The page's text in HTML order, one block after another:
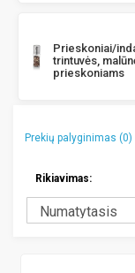
Prieskoniai/
trintuvės,
prieskoniams
Prekių palyginimas (0)
Rikiavimas: